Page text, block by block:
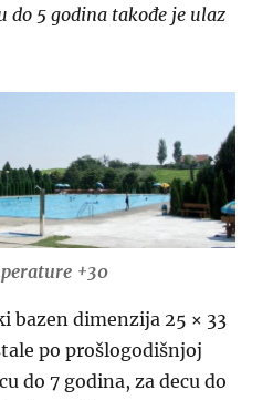
do 5 godina takođe je ulaz
+30
bazen dimenzija 25 × 33
po prošlogodišnjoj
do 7 godina, za decu do